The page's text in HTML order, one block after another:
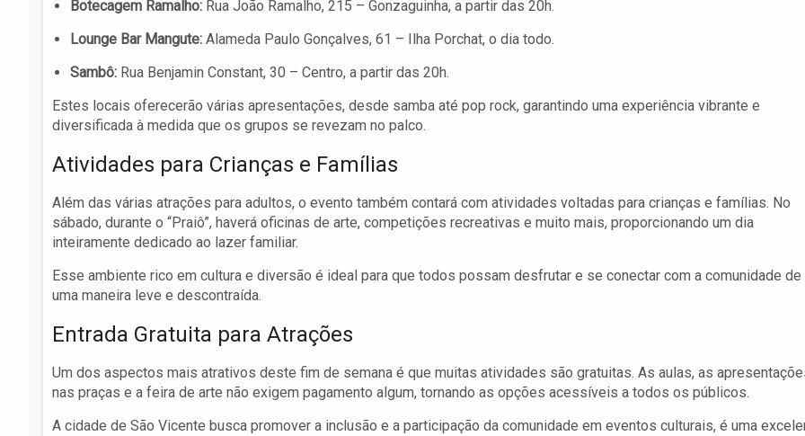
Botecagem Ramalho: Rua João Ramalho, 215 – Gonzaguinha, a partir das 20h.
Lounge Bar Mangute: Alameda Paulo Gonçalves, 61 – Ilha Porchat, o dia todo.
Sambô: Rua Benjamin Constant, 30 – Centro, a partir das 20h.
Estes locais oferecerão várias apresentações, desde samba até pop rock, garantindo uma experiência vibrante e
diversificada à medida que os grupos se revezam no palco.
Atividades para Crianças e Famílias
Além das várias atrações para adultos, o evento também contará com atividades voltadas para crianças e famílias. No
sábado, durante o “Praiô”, haverá oficinas de arte, competições recreativas e muito mais, proporcionando um dia
inteiramente dedicado ao lazer familiar.
Esse ambiente rico em cultura e diversão é ideal para que todos possam desfrutar e se conectar com a comunidade de
uma maneira leve e descontraída.
Entrada Gratuita para Atrações
Um dos aspectos mais atrativos deste fim de semana é que muitas atividades são gratuitas. As aulas, as
nas praças e a feira de arte não exigem pagamento algum, tornando as opções acessíveis a todos os públicos.
A cidade de São Vicente busca promover a inclusão e a participação da comunidade em eventos culturais, é uma